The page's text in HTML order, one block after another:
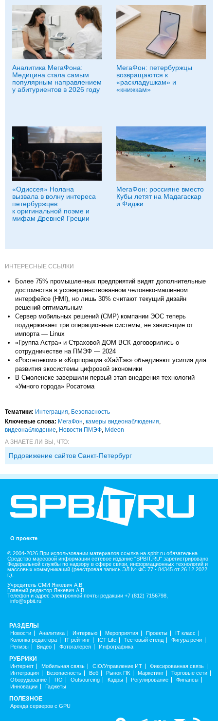
Аналитика МегаФона:
Медицина стала самым
популярным направлением
у абитуриентов в 2026 году
МегаФон: петербуржцы
возвращаются к
«раскладушкам» и
«книжкам»
«Одиссея» Нолана
вызвала в волну интереса
петербуржцев
к оригинальной поэме и
мифам Древней Греции
МегаФон: россияне вместо
Кубы летят на Мадагаскар
и Фиджи
ИНТЕРЕСНЫЕ ССЫЛКИ
Более 75% промышленных предприятий видят дополнительные
достоинства в усовершенствованном человеко-машинном
интерфейсе (HMI), но лишь 30% считают текущий дизайн
решений оптимальным
Сервер мобильных решений (СМР) компании ЭОС теперь
поддерживает три операционные системы, не зависящие от
импорта — Linux
«Группа Астра» и Страховой ДОМ ВСК договорились о
сотрудничестве на ПМЭФ — 2024
«Ростелеком» и «Корпорация «ХайТэк» объединяют усилия для
развития экосистемы цифровой экономики
В Смоленске завершили первый этап внедрения технологий
«Умного города» Росатома
Тематики: Интеграция, Безопасность
Ключевые слова: МегаФон, камеры видеонаблюдения,
видеонаблюдение, Новости ПМЭФ, Ivideon
А ЗНАЕТЕ ЛИ ВЫ, ЧТО:
Прдовижение сайтов Санкт-Петербург
О проекте
© 2004-2026 При использовании материалов ссылка на spbit.ru обязательна
Средство массовой информации сетевое издание "SPBIT.RU" зарегистрировано
Федеральной службы по надзору в сфере связи, информационных технологий и
массовых коммуникаций (реестровая запись ЭЛ № ФС 77 - 84345 от 26.12.2022
г.).
Учредитель СМИ Янкевич А.В
Главный редактор Янкевич А.В
Телефон и адрес электронной почты редакции +7 (812) 7156798,
info@spbit.ru
РАЗДЕЛЫ
Новости Аналитика Интервью Мероприятия Проекты
IT класс
Колонка редактора
IT рейтинг ICT Life Тестовый стенд
Фигура речи
Релизы
Видео Фотогалерея Инфографика
РУБРИКИ
Интернет Мобильная связь CIO/Управление ИТ
Фиксированная связь
Интеграция
Безопасность Веб Рынок ПК Маркетинг
Торговые сети
Оборудование
ПО Outsourcing Кадры Регулирование
Финансы
Инновации
Гаджеты
ПОЛЕЗНОЕ
Аренда серверов с GPU